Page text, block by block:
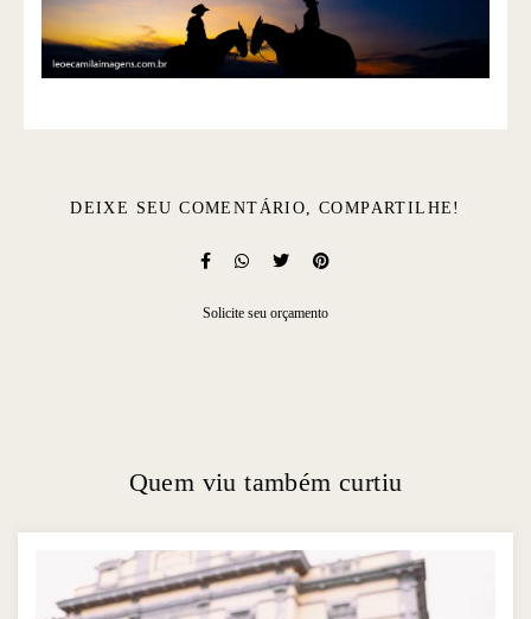
DEIXE SEU COMENTÁRIO, COMPARTILHE!
Solicite seu orçamento
Quem viu também curtiu